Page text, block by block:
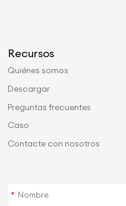
Recursos
Quiénes somos
Descargar
Preguntas frecuentes
Caso
Contacte con nosotros
*